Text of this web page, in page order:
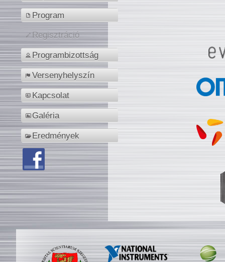
Program
Regisztráció
Programbizottság
Versenyhelyszín
Kapcsolat
Galéria
Eredmények